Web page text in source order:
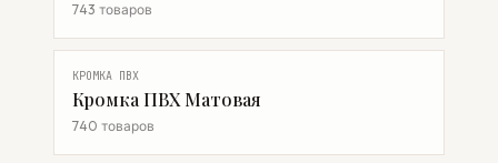
743 товаров
КРОМКА ПВХ
Кромка ПВХ Матовая
740 товаров